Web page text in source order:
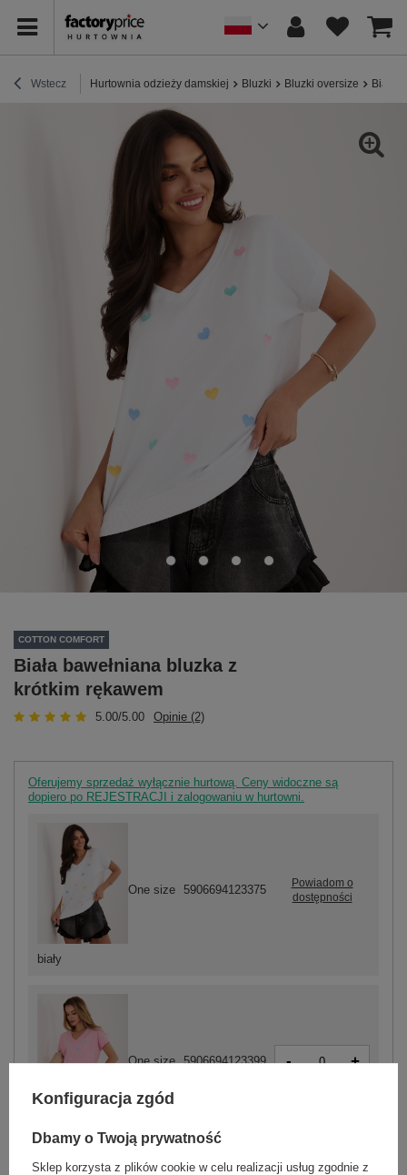
Wstecz Hurtownia odzieży damskiej Bluzki Bluzki oversize Biała
COTTON COMFORT
Biała bawełniana bluzka z
krótkim rękawem
5.00/5.00 Opinie (2)
Oferujemy sprzedaż wyłącznie hurtową. Ceny widoczne są
dopiero po REJESTRACJI i zalogowaniu w hurtowni.
jasny różowy
One size 5906694123399 - +
biały
One size 5906694123375
Powiadom o
dostępności
Konfiguracja zgód
Dbamy o Twoją prywatność
Sklep korzysta z plików cookie w celu realizacji usług zgodnie z